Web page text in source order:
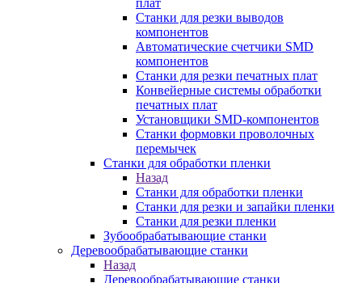
плат
Станки для резки выводов
компонентов
Автоматические счетчики SMD
компонентов
Станки для резки печатных плат
Конвейерные системы обработки
печатных плат
Установщики SMD-компонентов
Станки формовки проволочных
перемычек
Станки для обработки пленки
Назад
Станки для обработки пленки
Станки для резки и запайки пленки
Станки для резки пленки
Зубообрабатывающие станки
Деревообрабатывающие станки
Назад
Деревообрабатывающие станки